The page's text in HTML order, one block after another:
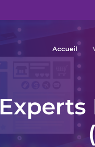
Accueil
Experts